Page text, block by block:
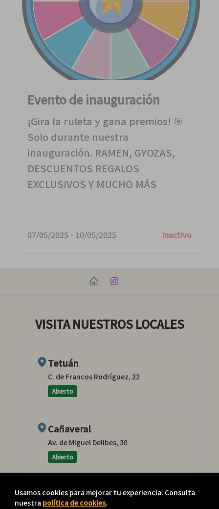
Usamos cookies para mejorar tu experiencia. Consulta
nuestra política de cookies.
Evento de inauguración
¡Gira la ruleta y gana premios! 🎯
Solo durante nuestra
inauguración. RAMEN, GYOZAS,
DESCUENTOS REGALOS
EXCLUSIVOS Y MUCHO MÁS
07/05/2025 - 10/05/2025 Inactivo
VISITA NUESTROS LOCALES
Tetuán
C. de Francos Rodríguez, 22
Abierto
Cañaveral
Av. de Miguel Delibes, 30
Abierto
Aviso legal Cookies